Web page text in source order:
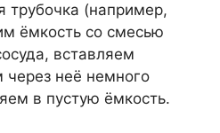
трубочка (например,
ёмкость со смесью
вставляем
через неё немного
в пустую ёмкость.